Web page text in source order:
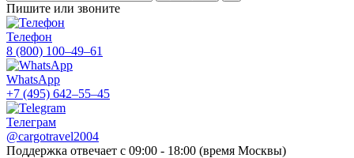
Пишите или звоните
Телефон
8 (800) 100–49–61
WhatsApp
+7 (495) 642–55–45
Телеграм
@cargotravel2004
Поддержка отвечает с 09:00 - 18:00 (время Москвы)